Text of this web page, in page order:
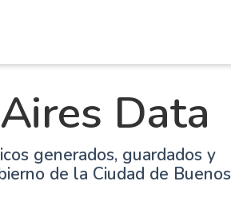
Data
generados, guardados y
de la Ciudad de Buenos